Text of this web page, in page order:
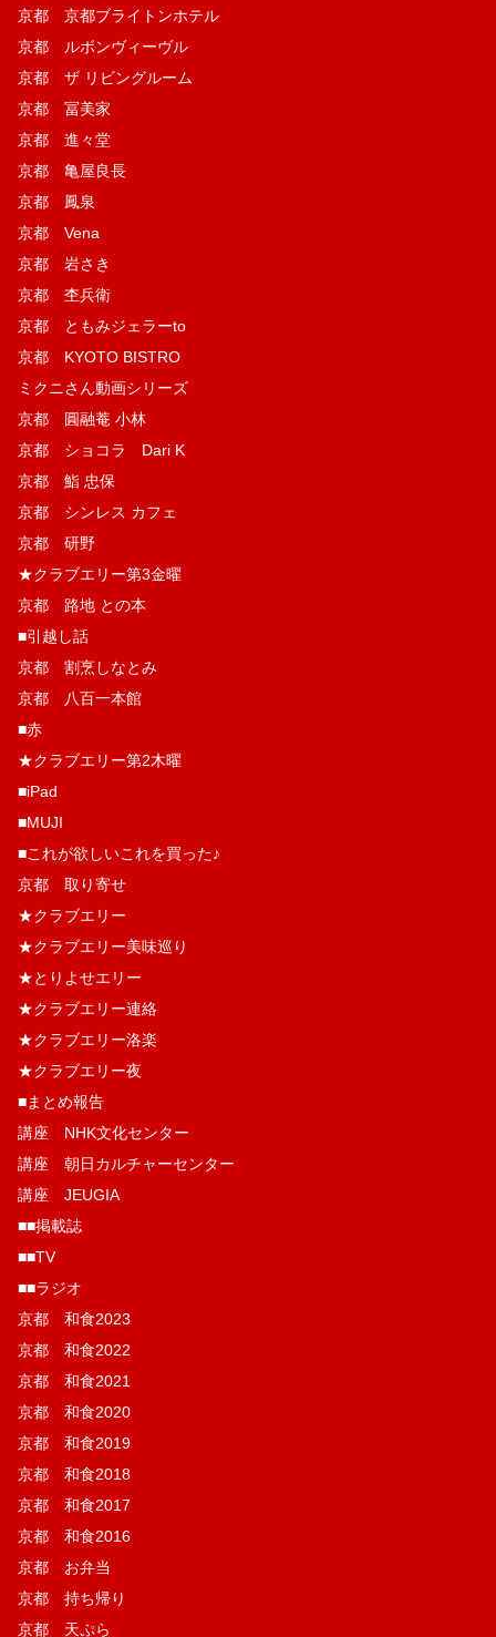
京都 京都ブライトンホテル
京都 ルボンヴィーヴル
京都 ザ リビングルーム
京都 冨美家
京都 進々堂
京都 亀屋良長
京都 鳳泉
京都 Vena
京都 岩さき
京都 杢兵衛
京都 ともみジェラーto
京都 KYOTO BISTRO
ミクニさん動画シリーズ
京都 圓融菴 小林
京都 ショコラ Dari K
京都 鮨 忠保
京都 シンレス カフェ
京都 研野
★クラブエリー第3金曜
京都 路地 との本
■引越し話
京都 割烹しなとみ
京都 八百一本館
■赤
★クラブエリー第2木曜
■iPad
■MUJI
■これが欲しいこれを買った♪
京都 取り寄せ
★クラブエリー
★クラブエリー美味巡り
★とりよせエリー
★クラブエリー連絡
★クラブエリー洛楽
★クラブエリー夜
■まとめ報告
講座 NHK文化センター
講座 朝日カルチャーセンター
講座 JEUGIA
■■掲載誌
■■TV
■■ラジオ
京都 和食2023
京都 和食2022
京都 和食2021
京都 和食2020
京都 和食2019
京都 和食2018
京都 和食2017
京都 和食2016
京都 お弁当
京都 持ち帰り
京都 天ぷら